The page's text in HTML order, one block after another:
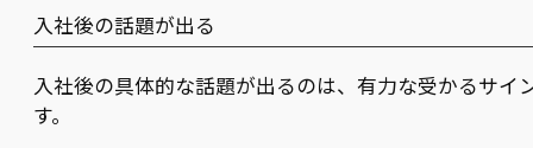
入社後の話題が出る
入社後の具体的な話題が出るのは、有力な受かるサイ
す。